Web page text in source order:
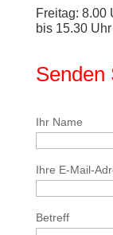
Freitag: 8.00
bis 15.30 Uhr
Senden
Ihr Name
Ihre E-Mail-
Betreff